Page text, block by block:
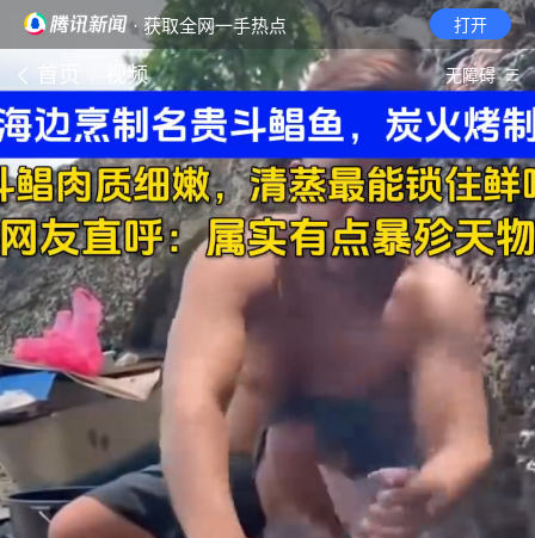
· 获取全网一手热点 打开
首页 视频 无障碍